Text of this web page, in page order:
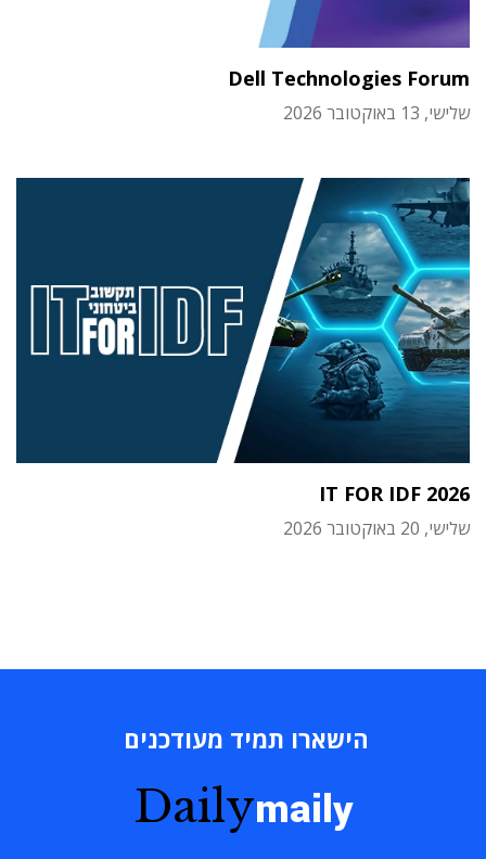
Dell Technologies Forum
שלישי, 13 באוקטובר 2026
IT FOR IDF 2026
שלישי, 20 באוקטובר 2026
הישארו תמיד מעודכנים
Dailymaily